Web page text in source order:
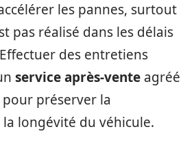
les pannes, surtout
pas réalisé dans les délais
des entretiens
service après-vente agréé
préserver la
longévité du véhicule.